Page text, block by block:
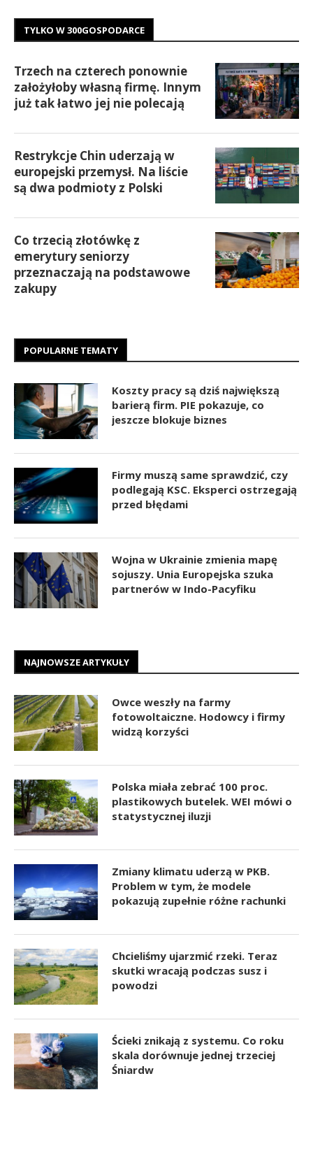
TYLKO W 300GOSPODARCE
Trzech na czterech ponownie
założyłoby własną firmę. Innym
już tak łatwo jej nie polecają
Restrykcje Chin uderzają w
europejski przemysł. Na liście
są dwa podmioty z Polski
Co trzecią złotówkę z
emerytury seniorzy
przeznaczają na podstawowe
zakupy
POPULARNE TEMATY
Koszty pracy są dziś największą
barierą firm. PIE pokazuje, co
jeszcze blokuje biznes
Firmy muszą same sprawdzić, czy
podlegają KSC. Eksperci ostrzegają
przed błędami
Wojna w Ukrainie zmienia mapę
sojuszy. Unia Europejska szuka
partnerów w Indo-Pacyfiku
NAJNOWSZE ARTYKUŁY
Owce weszły na farmy
fotowoltaiczne. Hodowcy i firmy
widzą korzyści
Polska miała zebrać 100 proc.
plastikowych butelek. WEI mówi o
statystycznej iluzji
Zmiany klimatu uderzą w PKB.
Problem w tym, że modele
pokazują zupełnie różne rachunki
Chcieliśmy ujarzmić rzeki. Teraz
skutki wracają podczas susz i
powodzi
Ścieki znikają z systemu. Co roku
skala dorównuje jednej trzeciej
Śniardw